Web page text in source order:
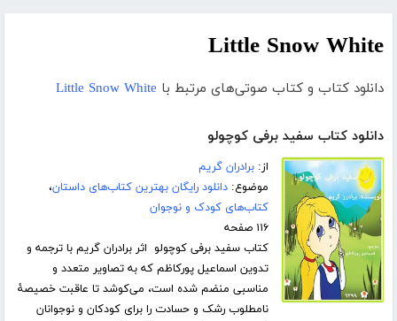
Little Snow White
دانلود کتاب و کتاب صوتی‌های مرتبط با Little Snow White
دانلود کتاب سفید برفی کوچولو
از:برادران گریم
موضوع:دانلود رایگان بهترین کتاب‌های داستان،
کتاب‌های کودک و نوجوان
۱۱۶ صفحه
کتاب سفید برفی کوچولو اثر برادران گریم با ترجمه و
تدوین اسماعیل پورکاظم که به تصاویر متعدد و
مناسبی منضم شده است، می‌کوشد تا عاقبت خصیصۀ
نامطلوب رشک و حسادت را برای کودکان و نوجوانان